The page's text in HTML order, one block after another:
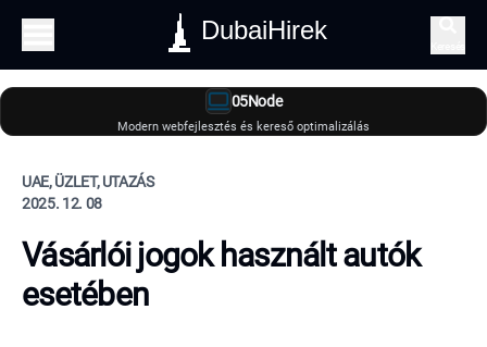
DubaiHirek
05Node
Modern webfejlesztés és kereső optimalizálás
UAE, ÜZLET, UTAZÁS
2025. 12. 08
Vásárlói jogok használt autók
esetében